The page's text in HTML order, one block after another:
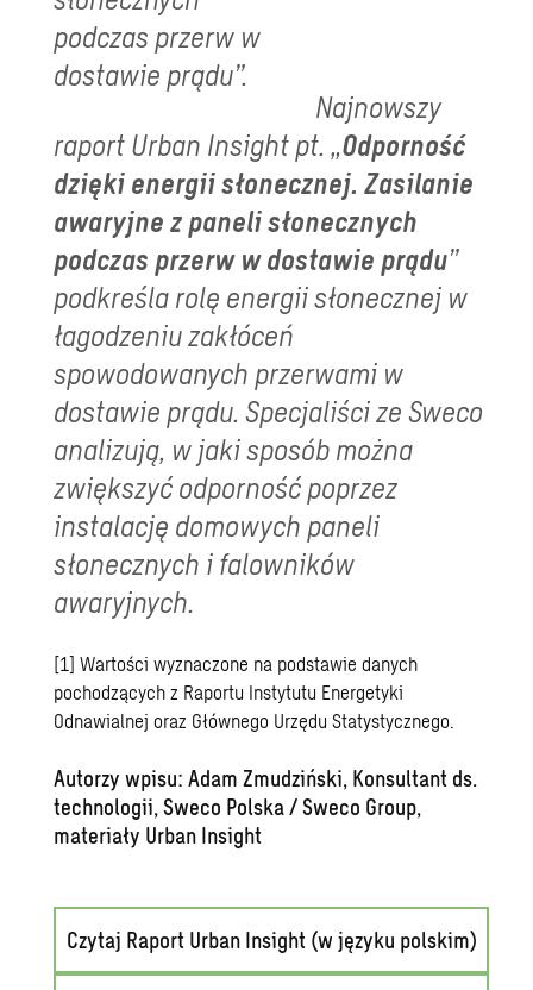
Najnowszy
raport Urban Insight pt. „Odporność
dzięki energii słonecznej. Zasilanie
awaryjne z paneli słonecznych
podczas przerw w dostawie prądu”
podkreśla rolę energii słonecznej w
łagodzeniu zakłóceń
spowodowanych przerwami w
dostawie prądu. Specjaliści ze Sweco
analizują, w jaki sposób można
zwiększyć odporność poprzez
instalację domowych paneli
słonecznych i falowników
awaryjnych.
[1] Wartości wyznaczone na podstawie danych
pochodzących z Raportu Instytutu Energetyki
Odnawialnej oraz Głównego Urzędu Statystycznego.
Autorzy wpisu: Adam Zmudziński, Konsultant ds.
technologii, Sweco Polska / Sweco Group,
materiały Urban Insight
Czytaj Raport Urban Insight (w języku polskim)